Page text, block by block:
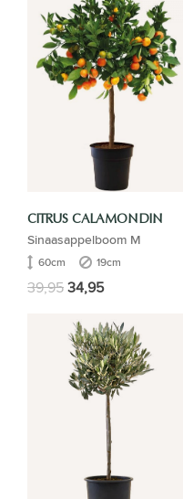
CITRUS CALAMONDIN
Sinaasappelboom M
60cm 19cm
39,9534,95